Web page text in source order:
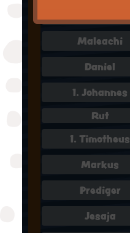
Maleachi
Daniel
1. Johannes
Rut
1. Timotheus
Markus
Prediger
Jesaja